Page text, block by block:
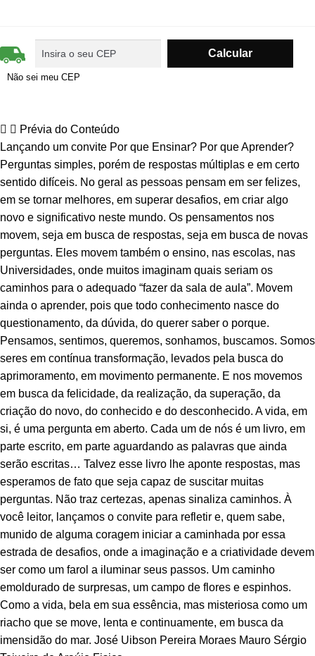
Não sei meu CEP
Prévia do Conteúdo
Lançando um convite Por que Ensinar? Por que Aprender?
Perguntas simples, porém de respostas múltiplas e em certo
sentido difíceis. No geral as pessoas pensam em ser felizes,
em se tornar melhores, em superar desafios, em criar algo
novo e significativo neste mundo. Os pensamentos nos
movem, seja em busca de respostas, seja em busca de novas
perguntas. Eles movem também o ensino, nas escolas, nas
Universidades, onde muitos imaginam quais seriam os
caminhos para o adequado “fazer da sala de aula”. Movem
ainda o aprender, pois que todo conhecimento nasce do
questionamento, da dúvida, do querer saber o porque.
Pensamos, sentimos, queremos, sonhamos, buscamos. Somos
seres em contínua transformação, levados pela busca do
aprimoramento, em movimento permanente. E nos movemos
em busca da felicidade, da realização, da superação, da
criação do novo, do conhecido e do desconhecido. A vida, em
si, é uma pergunta em aberto. Cada um de nós é um livro, em
parte escrito, em parte aguardando as palavras que ainda
serão escritas… Talvez esse livro lhe aponte respostas, mas
esperamos de fato que seja capaz de suscitar muitas
perguntas. Não traz certezas, apenas sinaliza caminhos. À
você leitor, lançamos o convite para refletir e, quem sabe,
munido de alguma coragem iniciar a caminhada por essa
estrada de desafios, onde a imaginação e a criatividade devem
ser como um farol a iluminar seus passos. Um caminho
emoldurado de surpresas, um campo de flores e espinhos.
Como a vida, bela em sua essência, mas misteriosa como um
riacho que se move, lenta e continuamente, em busca da
imensidão do mar. José Uibson Pereira Moraes Mauro Sérgio